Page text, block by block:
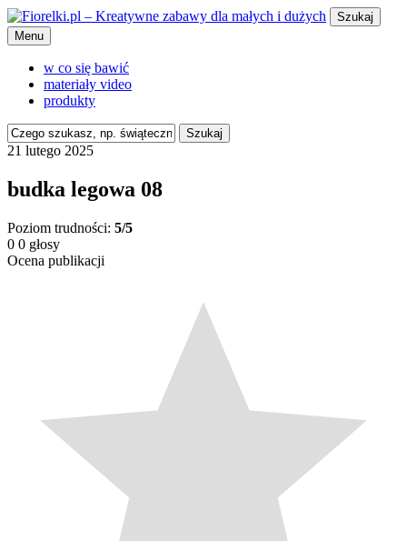
Szukaj
Menu
w co się bawić
materiały video
produkty
Szukaj
21 lutego 2025
budka legowa 08
Poziom trudności: 5/5
0 0 głosy
Ocena publikacji